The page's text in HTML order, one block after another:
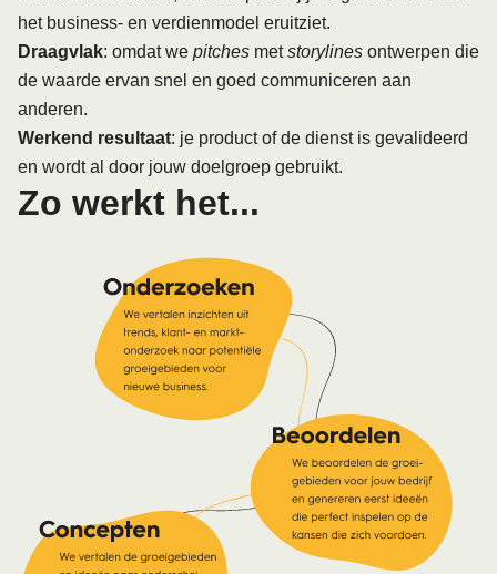
het business- en verdienmodel eruitziet.
Draagvlak: omdat we pitches met storylines ontwerpen die
de waarde ervan snel en goed communiceren aan
anderen.
Werkend resultaat: je product of de dienst is gevalideerd
en wordt al door jouw doelgroep gebruikt.
Zo werkt het...